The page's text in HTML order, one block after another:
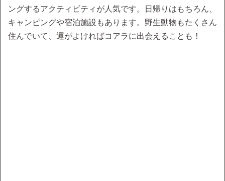
ングするアクティビティが人気です。日帰りはもちろん、
キャンピングや宿泊施設もあります。野生動物もたくさん
住んでいて、運がよければコアラに出会えることも！